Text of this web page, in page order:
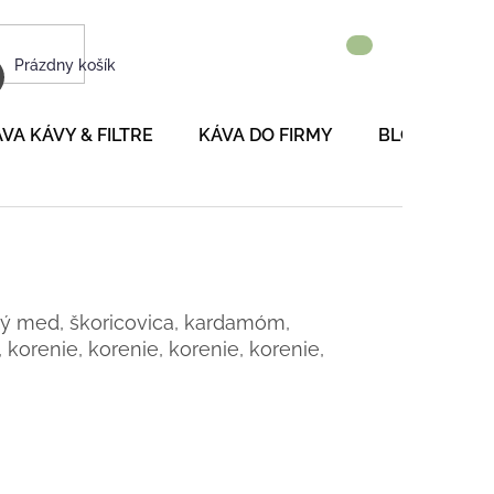
NÁKUPNÝ
KOŠÍK
Prázdny košík
KÁVY & FILTRE KÁVA DO FIRMY BLOG
med, škoricovica, kardamóm,
korenie, korenie, korenie,